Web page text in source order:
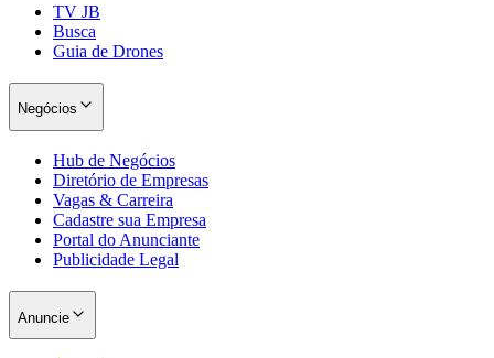
TV JB
Busca
Guia de Drones
Negócios
Hub de Negócios
Diretório de Empresas
Vagas & Carreira
Cadastre sua Empresa
Portal do Anunciante
Publicidade Legal
Anuncie